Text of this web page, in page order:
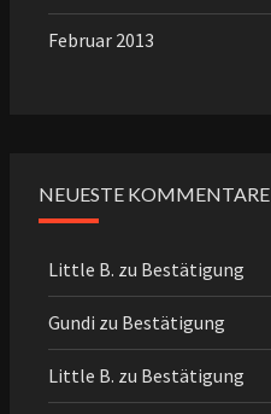
Februar 2013
NEUESTE KOMMENTARE
Little B. zu Bestätigung
Gundi zu Bestätigung
Little B. zu Bestätigung